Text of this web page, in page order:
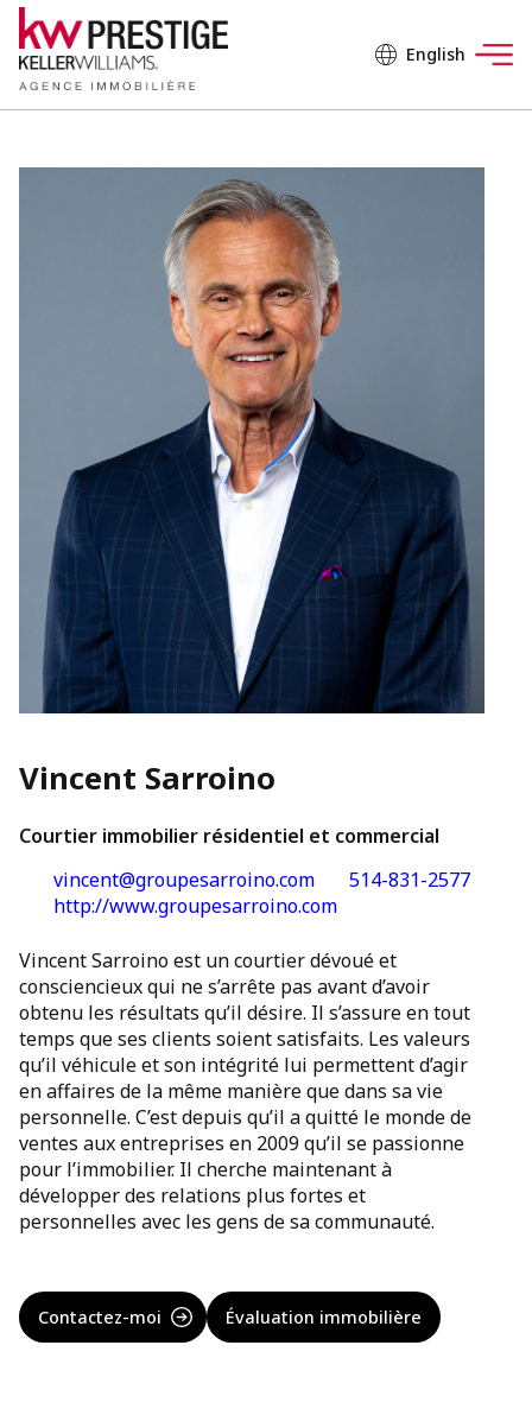
English
Vincent Sarroino
Courtier immobilier résidentiel et commercial
vincent@groupesarroino.com
514-831-2577
http://www.groupesarroino.com
Vincent Sarroino est un courtier dévoué et
consciencieux qui ne s’arrête pas avant d’avoir
obtenu les résultats qu’il désire. Il s’assure en tout
temps que ses clients soient satisfaits. Les valeurs
qu’il véhicule et son intégrité lui permettent d’agir
en affaires de la même manière que dans sa vie
personnelle. C’est depuis qu’il a quitté le monde de
ventes aux entreprises en 2009 qu’il se passionne
pour l’immobilier. Il cherche maintenant à
développer des relations plus fortes et
personnelles avec les gens de sa communauté.
Contactez-moi Évaluation immobilière